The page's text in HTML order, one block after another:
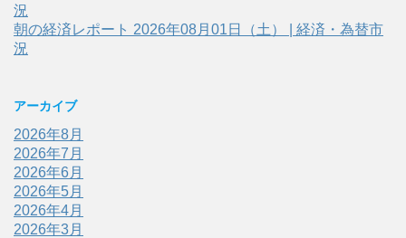
況
朝の経済レポート 2026年08月01日（土） | 経済・為替市
況
アーカイブ
2026年8月
2026年7月
2026年6月
2026年5月
2026年4月
2026年3月